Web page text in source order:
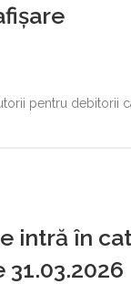
pentru debitorii
intră în